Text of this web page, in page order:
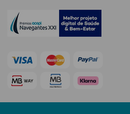
Hidratantes
Creme de Olhos